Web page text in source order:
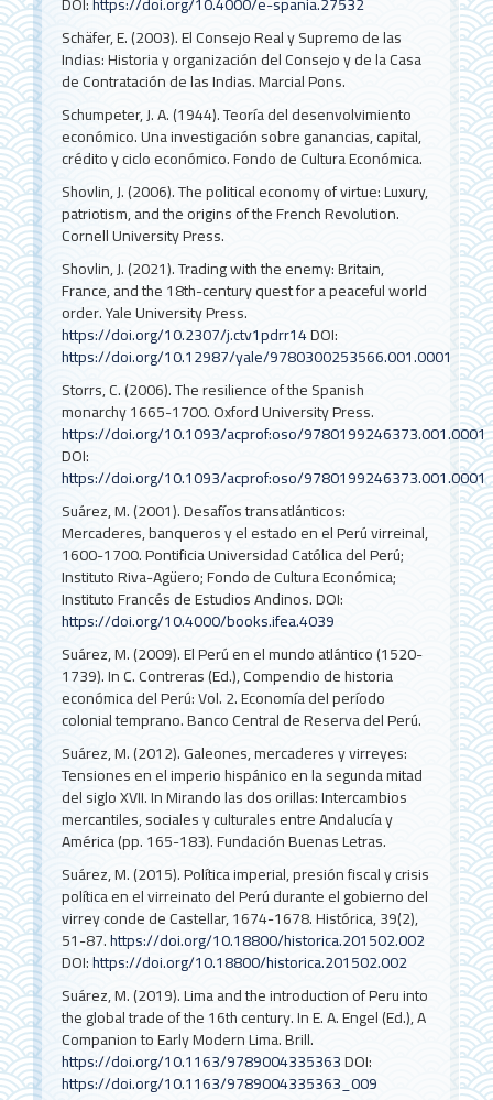
Schäfer, E. (2003). El Consejo Real y Supremo de las
Indias: Historia y organización del Consejo y de la Casa
de Contratación de las Indias. Marcial Pons.
Schumpeter, J. A. (1944). Teoría del desenvolvimiento
económico. Una investigación sobre ganancias, capital,
crédito y ciclo económico. Fondo de Cultura Económica.
Shovlin, J. (2006). The political economy of virtue: Luxury,
patriotism, and the origins of the French Revolution.
Cornell University Press.
Shovlin, J. (2021). Trading with the enemy: Britain,
France, and the 18th-century quest for a peaceful world
order. Yale University Press.
https://doi.org/10.2307/j.ctv1pdrr14DOI:
https://doi.org/10.12987/yale/9780300253566.001.0001
Storrs, C. (2006). The resilience of the Spanish
monarchy 1665-1700. Oxford University Press.
https://doi.org/10.1093/acprof:oso/9780199246373.001.0001
DOI:
https://doi.org/10.1093/acprof:oso/9780199246373.001.0001
Suárez, M. (2001). Desafíos transatlánticos:
Mercaderes, banqueros y el estado en el Perú virreinal,
1600-1700. Pontificia Universidad Católica del Perú;
Instituto Riva-Agüero; Fondo de Cultura Económica;
Instituto Francés de Estudios Andinos.DOI:
https://doi.org/10.4000/books.ifea.4039
Suárez, M. (2009). El Perú en el mundo atlántico (1520-
1739). In C. Contreras (Ed.), Compendio de historia
económica del Perú: Vol. 2. Economía del período
colonial temprano. Banco Central de Reserva del Perú.
Suárez, M. (2012). Galeones, mercaderes y virreyes:
Tensiones en el imperio hispánico en la segunda mitad
del siglo XVII. In Mirando las dos orillas: Intercambios
mercantiles, sociales y culturales entre Andalucía y
América (pp. 165-183). Fundación Buenas Letras.
Suárez, M. (2015). Política imperial, presión fiscal y crisis
política en el virreinato del Perú durante el gobierno del
virrey conde de Castellar, 1674-1678. Histórica, 39(2),
51-87.https://doi.org/10.18800/historica.201502.002
DOI:https://doi.org/10.18800/historica.201502.002
Suárez, M. (2019). Lima and the introduction of Peru into
the global trade of the 16th century. In E. A. Engel (Ed.), A
Companion to Early Modern Lima. Brill.
https://doi.org/10.1163/9789004335363DOI:
https://doi.org/10.1163/9789004335363_009